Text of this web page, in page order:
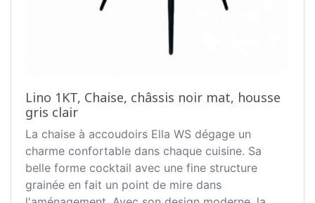
Lino 1KT, Chaise, châssis noir mat, housse
gris clair
La chaise à accoudoirs Ella WS dégage un
charme confortable dans chaque cuisine. Sa
belle forme cocktail avec une fine structure
grainée en fait un point de mire dans